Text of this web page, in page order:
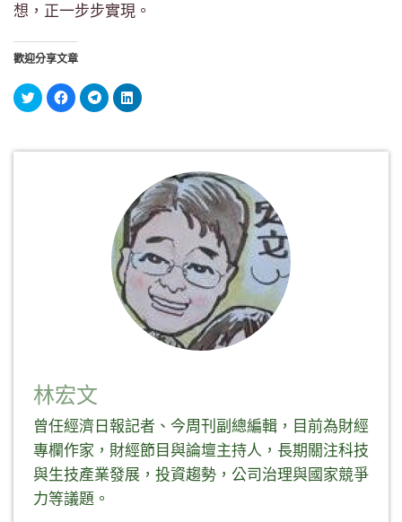
想，正一步步實現。
歡迎分享文章
分
享
視
按
一
享
按
一
享
啟)
分
享
視
啟)
林宏文
曾任經濟日報記者、今周刊副總編輯，目前為財經
專欄作家，財經節目與論壇主持人，長期關注科技
與生技產業發展，投資趨勢，公司治理與國家競爭
力等議題。